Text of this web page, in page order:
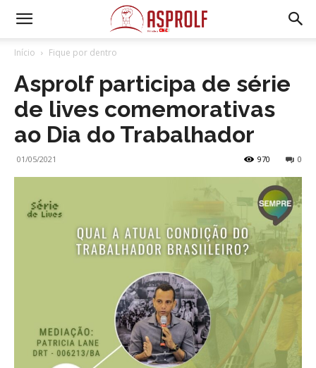
Início Fique por dentro
Asprolf participa de série
de lives comemorativas
ao Dia do Trabalhador
01/05/2021 0
970